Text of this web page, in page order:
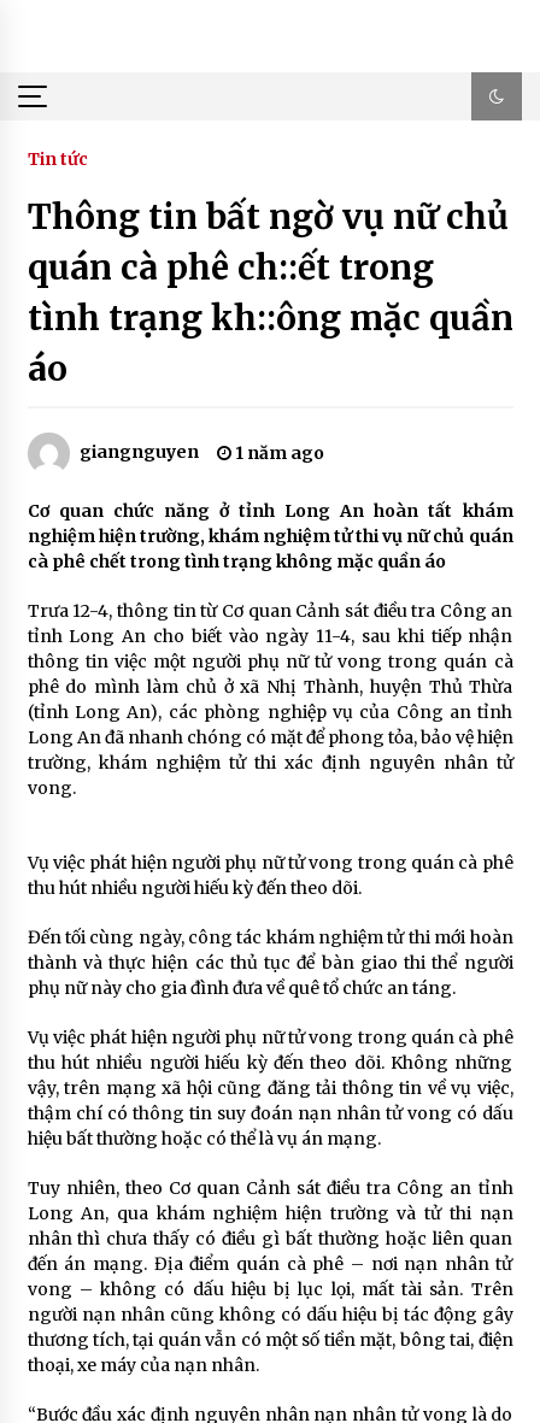
Tin tức
Thông tin bất ngờ vụ nữ chủ
quán cà phê ch::ết trong
tình trạng kh::ông mặc quần
áo
giangnguyen 1 năm ago
Cơ quan chức năng ở tỉnh Long An hoàn tất khám
nghiệm hiện trường, khám nghiệm tử thi vụ nữ chủ quán
cà phê chết trong tình trạng không mặc quần áo
Trưa 12-4, thông tin từ Cơ quan Cảnh sát điều tra Công an
tỉnh Long An cho biết vào ngày 11-4, sau khi tiếp nhận
thông tin việc một người phụ nữ tử vong trong quán cà
phê do mình làm chủ ở xã Nhị Thành, huyện Thủ Thừa
(tỉnh Long An), các phòng nghiệp vụ của Công an tỉnh
Long An đã nhanh chóng có mặt để phong tỏa, bảo vệ hiện
trường, khám nghiệm tử thi xác định nguyên nhân tử
vong.
Vụ việc phát hiện người phụ nữ tử vong trong quán cà phê
thu hút nhiều người hiếu kỳ đến theo dõi.
Đến tối cùng ngày, công tác khám nghiệm tử thi mới hoàn
thành và thực hiện các thủ tục để bàn giao thi thể người
phụ nữ này cho gia đình đưa về quê tổ chức an táng.
Vụ việc phát hiện người phụ nữ tử vong trong quán cà phê
thu hút nhiều người hiếu kỳ đến theo dõi. Không những
vậy, trên mạng xã hội cũng đăng tải thông tin về vụ việc,
thậm chí có thông tin suy đoán nạn nhân tử vong có dấu
hiệu bất thường hoặc có thể là vụ án mạng.
Tuy nhiên, theo Cơ quan Cảnh sát điều tra Công an tỉnh
Long An, qua khám nghiệm hiện trường và tử thi nạn
nhân thì chưa thấy có điều gì bất thường hoặc liên quan
đến án mạng. Địa điểm quán cà phê – nơi nạn nhân tử
vong – không có dấu hiệu bị lục lọi, mất tài sản. Trên
người nạn nhân cũng không có dấu hiệu bị tác động gây
thương tích, tại quán vẫn có một số tiền mặt, bông tai, điện
thoại, xe máy của nạn nhân.
“Bước đầu xác định nguyên nhân nạn nhân tử vong là do